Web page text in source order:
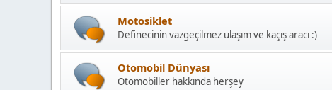
Motosiklet
Definecinin vazgeçilmez ulaşım ve kaçış aracı :)
Otomobil Dünyası
Otomobiller hakkında herşey